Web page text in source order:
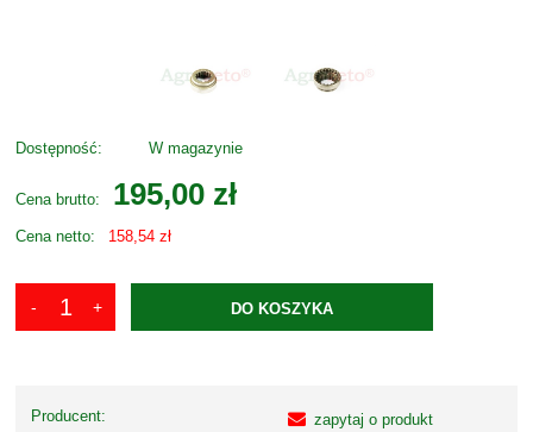
Dostępność: W magazynie
Cena brutto: 195,00 zł
Cena netto: 158,54 zł
DO KOSZYKA
Producent: zapytaj o produkt